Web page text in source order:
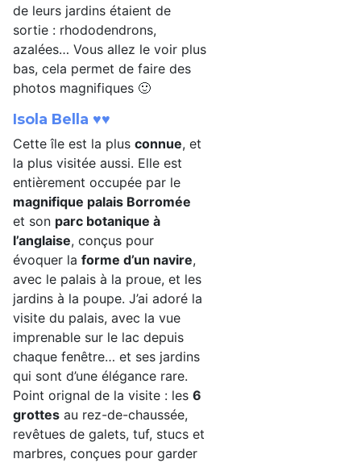
de leurs jardins étaient de
sortie : rhododendrons,
azalées… Vous allez le voir plus
bas, cela permet de faire des
photos magnifiques 🙂
Isola Bella ♥♥
Cette île est la plus connue, et
la plus visitée aussi. Elle est
entièrement occupée par le
magnifique palais Borromée
et son parc botanique à
l’anglaise, conçus pour
évoquer la forme d’un navire,
avec le palais à la proue, et les
jardins à la poupe. J’ai adoré la
visite du palais, avec la vue
imprenable sur le lac depuis
chaque fenêtre… et ses jardins
qui sont d’une élégance rare.
Point orignal de la visite : les 6
grottes au rez-de-chaussée,
revêtues de galets, tuf, stucs et
marbres, conçues pour garder